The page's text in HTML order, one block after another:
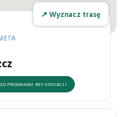
PROGRAMU REFUNDACJI
↗ Wyznacz trasę